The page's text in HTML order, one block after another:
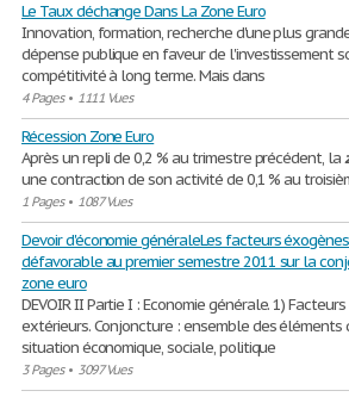
Le Taux déchange Dans La Zone Euro
Innovation, formation, recherche d'une plus
dépense publique en faveur de l'investissement
compétitivité à long terme. Mais dans
4 Pages• 1111 Vues
Récession Zone Euro
Après un repli de 0,2 % au trimestre précédent, la
une contraction de son activité de 0,1 % au
1 Pages• 1087 Vues
Devoir d'économie généraleLes facteurs
défavorable au premier semestre 2011 sur la
zone euro
DEVOIR II Partie I : Economie générale. 1)
extérieurs. Conjoncture : ensemble des éléments
situation économique, sociale, politique
3 Pages• 3097 Vues